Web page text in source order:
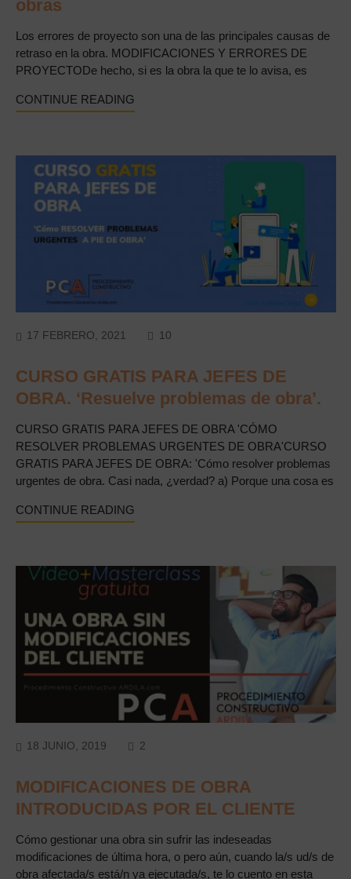
obras
Los errores de proyecto son una de las principales causas de
retraso en la obra. MODIFICACIONES Y ERRORES DE
PROYECTODe hecho, si es la obra la que te lo avisa, es
CONTINUE READING
17 FEBRERO, 2021 10
CURSO GRATIS PARA JEFES DE
OBRA. ‘Resuelve problemas de obra’.
CURSO GRATIS PARA JEFES DE OBRA 'CÓMO
RESOLVER PROBLEMAS URGENTES DE OBRA'CURSO
GRATIS PARA JEFES DE OBRA: 'Cómo resolver problemas
urgentes de obra. Casi nada, ¿verdad? a) Porque una cosa es
CONTINUE READING
18 JUNIO, 2019 2
MODIFICACIONES DE OBRA
INTRODUCIDAS POR EL CLIENTE
Cómo gestionar una obra sin sufrir las indeseadas
modificaciones de última hora, o pero aún, cuando la/s ud/s de
obra afectada/s está/n ya ejecutada/s, te lo cuento en esta